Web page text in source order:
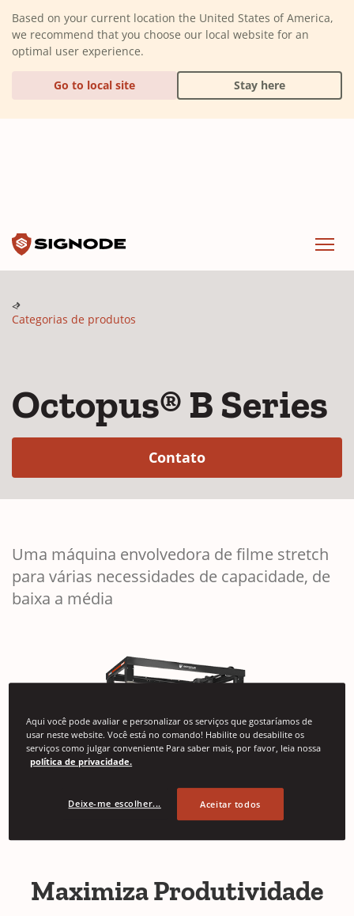
Based on your current location the United States of America,
we recommend that you choose our local website for an
optimal user experience.
Go to local site Stay here
Categorias de produtos
Octopus® B Series
Contato(Opens in a new
Uma máquina envolvedora de filme stretch
para várias necessidades de capacidade, de
baixa a média
Maximiza Produtividade
Aqui você pode avaliar e personalizar os serviços que gostaríamos de
usar neste website. Você está no comando! Habilite ou desabilite os
serviços como julgar conveniente Para saber mais, por favor, leia nossa
política de privacidade.
Deixe-me escolher... Aceitar todos